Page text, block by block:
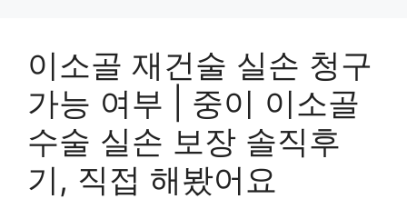
이소골 재건술 실손 청구
가능 여부 | 중이 이소골
수술 실손 보장 솔직후
기, 직접 해봤어요